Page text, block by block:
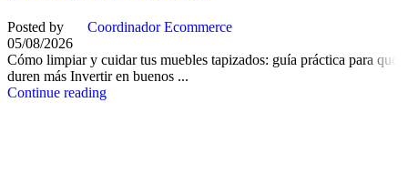
Posted by
Coordinador Ecommerce
05/08/2026
Cómo limpiar y cuidar tus muebles tapizados: guía práctica para que
duren más Invertir en buenos ...
Continue reading